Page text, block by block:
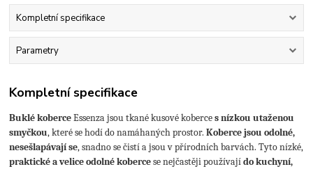
Kompletní specifikace
Parametry
Kompletní specifikace
Buklé koberceEssenzajsou tkané kusové koberces nízkou utaženou
smyčkou, které se hodí do namáhaných prostor.Koberce jsou odolné,
nesešlapávají se, snadno se čistí a jsou v přírodních barvách. Tyto nízké,
praktické a velice odolné kobercese nejčastěji používajído kuchyní,